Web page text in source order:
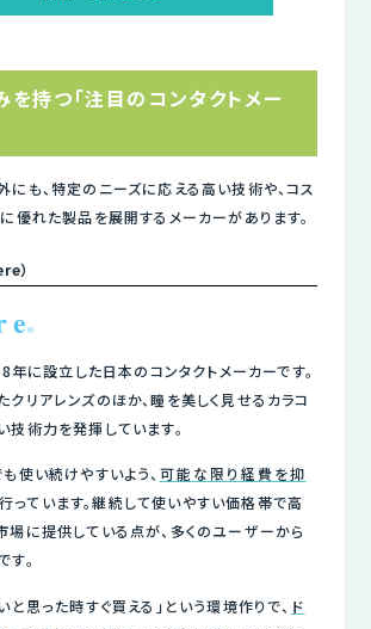
持つ「注目のコンタクトメー
にも、特定のニーズに応える高い技術や、コス
に優れた製品を展開するメーカーがあります。
）
年に設立した日本のコンタクトメーカーです。
クリアレンズのほか、瞳を美しく見せるカラコ
技術力を発揮しています。
使い続けやすいよう、 可能な限り経費を抑
っています。継続して使いやすい価格帯で高
場に提供している点が、多くのユーザーから
。
と思った時すぐ買える」という環境作りで、 ド